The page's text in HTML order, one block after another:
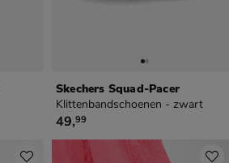
Skechers Squad-Pacer
Klittenbandschoenen - zwart
€ 49,99
49,99